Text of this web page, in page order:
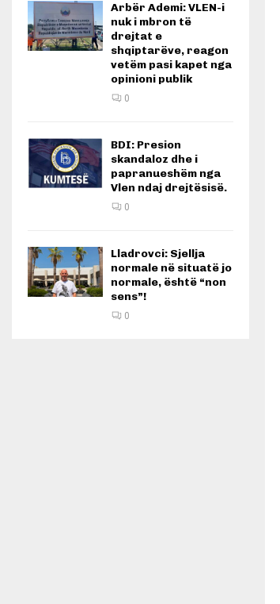
Arbër Ademi: VLEN-i
nuk i mbron të
drejtat e
shqiptarëve, reagon
vetëm pasi kapet nga
opinioni publik
0
BDI: Presion
skandaloz dhe i
papranueshëm nga
Vlen ndaj drejtësisë.
0
Lladrovci: Sjellja
normale në situatë jo
normale, është “non
sens”!
0